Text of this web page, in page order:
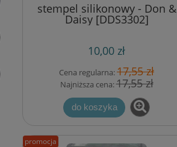
stempel silikonowy - Don &
Daisy [DDS3302]
10,00 zł
Cena regularna:17,55 zł
Najniższa cena:17,55 zł
do koszyka
promocja